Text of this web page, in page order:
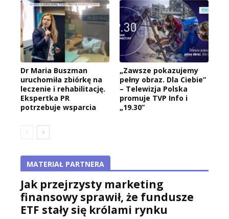
Dr Maria Buszman
uruchomiła zbiórkę na
leczenie i rehabilitację.
Ekspertka PR
potrzebuje wsparcia
„Zawsze pokazujemy
pełny obraz. Dla Ciebie”
– Telewizja Polska
promuje TVP Info i
„19.30”
MATERIAŁ PARTNERA
Jak przejrzysty marketing
finansowy sprawił, że fundusze
ETF stały się królami rynku